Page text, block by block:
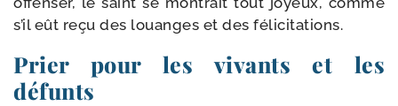
s’il eût reçu des louanges et des félicitations.
Prier pour les vivants et les
défunts